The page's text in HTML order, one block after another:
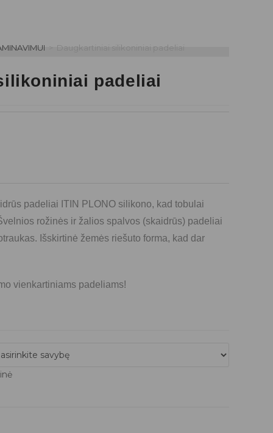
> Daugkartiniai silikoniniai padeliai
padeliai
padeliai ITIN PLONO silikono, kad tobulai
rožinės ir žalios spalvos (skaidrūs) padeliai
Išskirtinė žemės riešuto forma, kad dar
vienkartiniams padeliams!